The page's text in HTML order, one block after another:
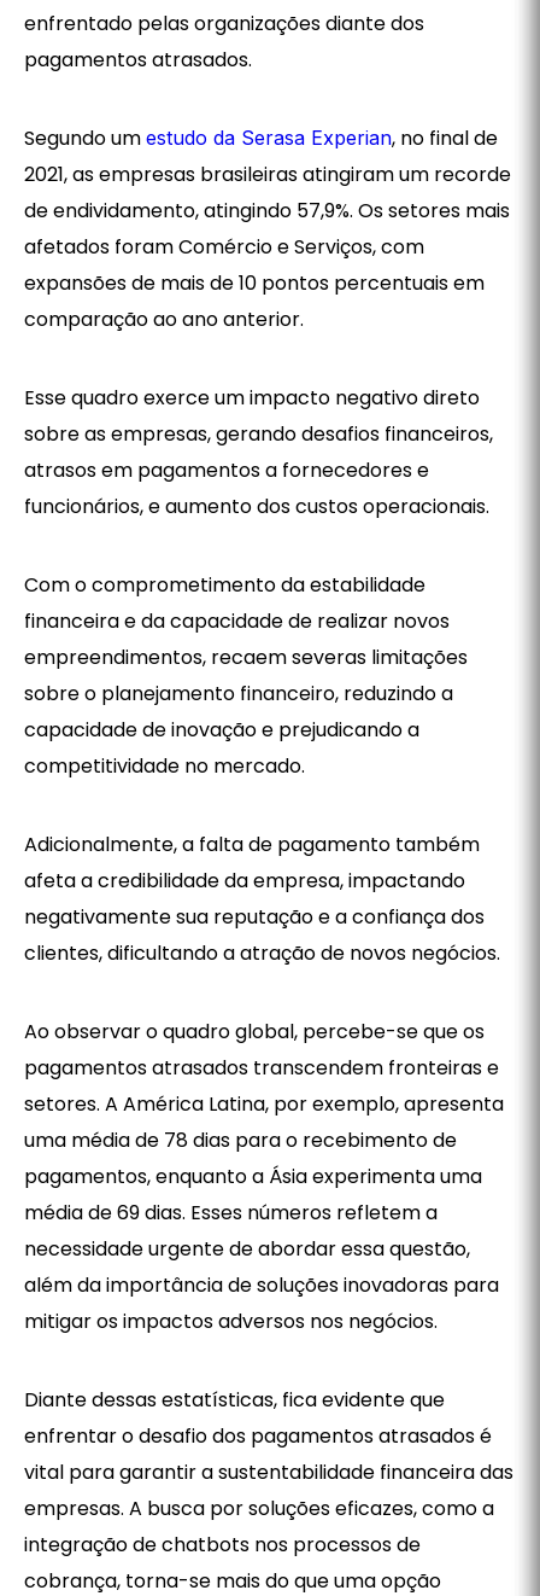
enfrentado pelas organizações diante dos
pagamentos atrasados.
Segundo um estudo da Serasa Experian, no final de
2021, as empresas brasileiras atingiram um recorde
de endividamento, atingindo 57,9%. Os setores mais
afetados foram Comércio e Serviços, com
expansões de mais de 10 pontos percentuais em
comparação ao ano anterior.
Esse quadro exerce um impacto negativo direto
sobre as empresas, gerando desafios financeiros,
atrasos em pagamentos a fornecedores e
funcionários, e aumento dos custos operacionais.
Com o comprometimento da estabilidade
financeira e da capacidade de realizar novos
empreendimentos, recaem severas limitações
sobre o planejamento financeiro, reduzindo a
capacidade de inovação e prejudicando a
competitividade no mercado.
Adicionalmente, a falta de pagamento também
afeta a credibilidade da empresa, impactando
negativamente sua reputação e a confiança dos
clientes, dificultando a atração de novos negócios.
Ao observar o quadro global, percebe-se que os
pagamentos atrasados transcendem fronteiras e
setores. A América Latina, por exemplo, apresenta
uma média de 78 dias para o recebimento de
pagamentos, enquanto a Ásia experimenta uma
média de 69 dias. Esses números refletem a
necessidade urgente de abordar essa questão,
além da importância de soluções inovadoras para
mitigar os impactos adversos nos negócios.
Diante dessas estatísticas, fica evidente que
enfrentar o desafio dos pagamentos atrasados é
vital para garantir a sustentabilidade financeira das
empresas. A busca por soluções eficazes, como a
integração de chatbots nos processos de
cobrança, torna-se mais do que uma opção